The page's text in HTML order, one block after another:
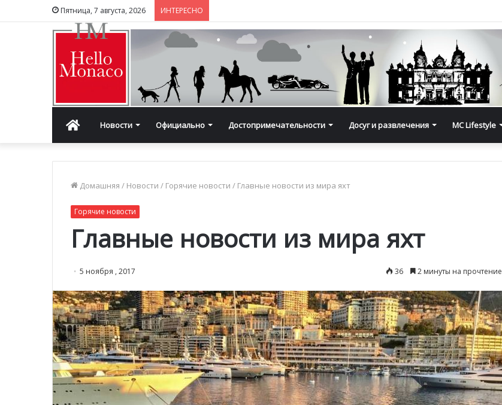
Пятница, 7 августа, 2026 ИНТЕРЕСНО
ГлавнаяНовости Официально Достопримечательности Досуг и развлечения MC Lifestyle
Домашняя / Новости / Горячие новости / Главные новости из мира яхт
Горячие новости
Главные новости из мира яхт
5 ноября , 2017 36 2 минуты на прочтение